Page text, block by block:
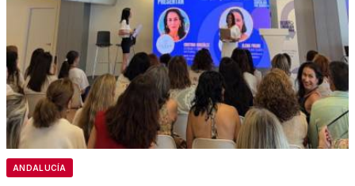
ANDALUCÍA